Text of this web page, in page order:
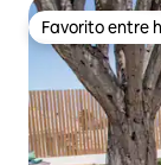
Favorito entre
Favorito entre